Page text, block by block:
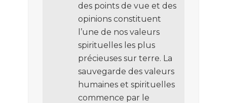
des points de vue et des
opinions constituent
l’une de nos valeurs
spirituelles les plus
précieuses sur terre. La
sauvegarde des valeurs
humaines et spirituelles
commence par le